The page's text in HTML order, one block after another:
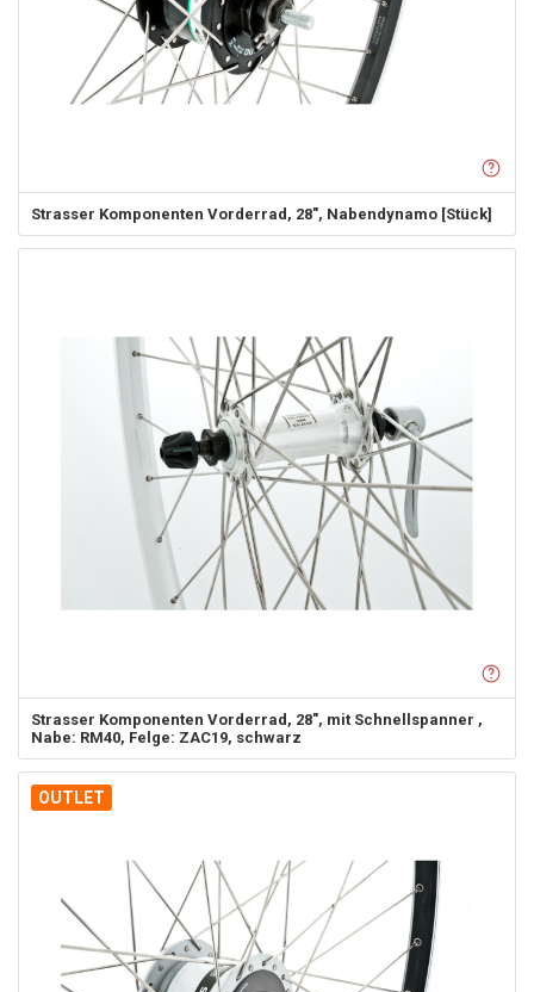
Strasser Komponenten Vorderrad, 28", Nabendynamo [Stück]
Strasser Komponenten Vorderrad, 28", mit Schnellspanner ,
Nabe: RM40, Felge: ZAC19, schwarz
OUTLET